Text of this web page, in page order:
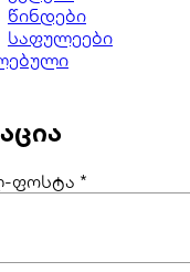
წინდები
საფულეები
ფოსტა *